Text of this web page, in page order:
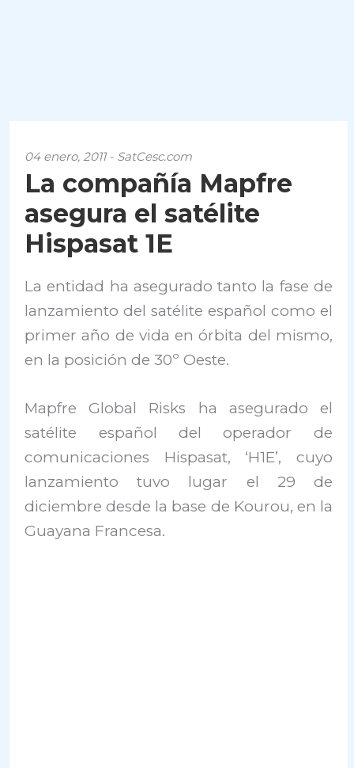
04 enero, 2011 - SatCesc.com
La compañía Mapfre
asegura el satélite
Hispasat 1E
La entidad ha asegurado tanto la fase de
lanzamiento del satélite español como el
primer año de vida en órbita del mismo,
en la posición de 30º Oeste.
Mapfre Global Risks ha asegurado el
satélite español del operador de
comunicaciones Hispasat, ‘H1E’, cuyo
lanzamiento tuvo lugar el 29 de
diciembre desde la base de Kourou, en la
Guayana Francesa.